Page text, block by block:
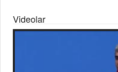
Videolar